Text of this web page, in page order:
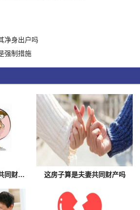
净身出户吗
强制措施
一方买的房子属于夫妻共同财产吗 这房子算是夫妻共同财产吗